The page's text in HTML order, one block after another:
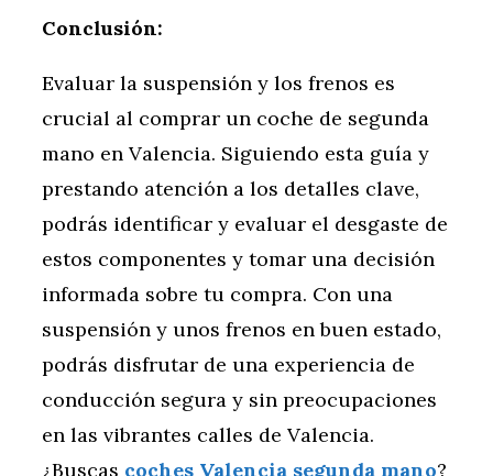
Conclusión:
Evaluar la suspensión y los frenos es
crucial al comprar un coche de segunda
mano en Valencia. Siguiendo esta guía y
prestando atención a los detalles clave,
podrás identificar y evaluar el desgaste de
estos componentes y tomar una decisión
informada sobre tu compra. Con una
suspensión y unos frenos en buen estado,
podrás disfrutar de una experiencia de
conducción segura y sin preocupaciones
en las vibrantes calles de Valencia.
¿Buscas coches Valencia segunda mano?